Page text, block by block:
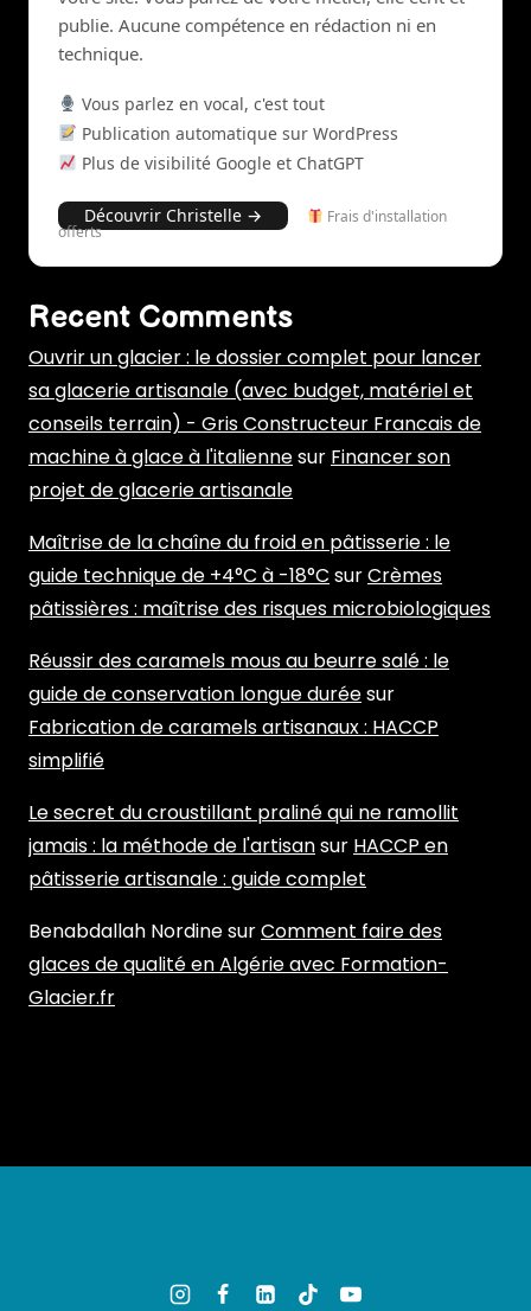
publie. Aucune compétence en rédaction ni en
technique.
Vous parlez en vocal, c'est tout
Publication automatique sur WordPress
Plus de visibilité Google et ChatGPT
Découvrir Christelle → Frais d'installation
offerts
Recent Comments
Ouvrir un glacier : le dossier complet pour lancer
sa glacerie artisanale (avec budget, matériel et
conseils terrain) - Gris Constructeur Francais de
machine à glace à l'italiennesur Financer son
projet de glacerie artisanale
Maîtrise de la chaîne du froid en pâtisserie : le
guide technique de +4°C à -18°C surCrèmes
pâtissières : maîtrise des risques microbiologiques
Réussir des caramels mous au beurre salé : le
guide de conservation longue duréesur
Fabrication de caramels artisanaux : HACCP
simplifié
Le secret du croustillant praliné qui ne ramollit
jamais : la méthode de l'artisansur HACCP en
pâtisserie artisanale : guide complet
Benabdallah NordinesurComment faire des
glaces de qualité en Algérie avec Formation-
Glacier.fr